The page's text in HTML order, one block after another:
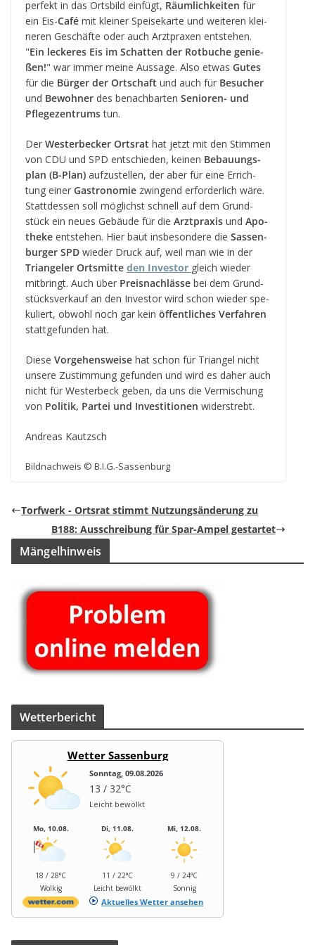
per­fekt in das Orts­bild ein­fügt, Räum­lich­kei­ten für
ein Eis-Café mit klei­ner Spei­se­karte und wei­te­ren klei­
ne­ren Geschäfte oder auch Arzt­pra­xen ent­ste­hen.
"Ein lecke­res Eis im Schat­ten der Rot­bu­che genie­
ßen!" war immer meine Aus­sage. Also etwas Gutes
für die Bür­ger der Ort­schaft und auch für Besu­cher
und Bewoh­ner des benach­bar­ten Senio­ren- und
Pfle­ge­zen­trumstun.
Der Wes­ter­be­cker Orts­rat hat jetzt mit den Stim­men
von CDU und SPD ent­schie­den, kei­nen Bebau­ungs­
plan (B-Plan) auf­zu­stel­len, der aber für eine Errich­
tung einer Gas­tro­no­mie zwin­gend erfor­der­lich wäre.
Statt­des­sen soll mög­lichst schnell auf dem Grund­
stück ein neues Gebäude für die Arzt­pra­xis und Apo­
theke ent­ste­hen. Hier baut ins­be­son­dere die Sas­sen­
bur­ger SPD wie­der Druck auf, weil man wie in der
Tri­an­ge­ler Orts­mitte den Inves­tor gleich wie­der
mit­bringt. Auch über Preis­nach­lässe bei dem Grund­
stücks­ver­kauf an den Inves­tor wird schon wie­der spe­
ku­liert, obwohl noch gar kein öffent­li­ches Ver­fah­ren
statt­ge­fun­den hat.
Diese Vor­ge­hens­weise hat schon für Tri­an­gel nicht
unsere Zustim­mung gefun­den und wird es daher auch
nicht für Wes­ter­beck geben, da uns die Ver­mi­schung
von Poli­tik, Par­tei und Inves­ti­tio­nen widerstrebt.
Andreas Kau­t­zsch
Bild­nach­weis © B.I.G.-Sassenburg
Torf­werk - Orts­rat stimmt Nut­zungs­än­de­rung zu
B188: Aus­schrei­bung für Spar-Ampel gestartet
Män­gel­hin­weis
Wet­ter­be­richt
Wetter Sassenburg
Sonntag, 09.08.2026
13 / 32°C
Leicht bewölkt
Mo, 10.08.
18 / 28°C
Wolkig
Di, 11.08.
11 / 22°C
Leicht bewölkt
Mi, 12.08.
9 / 24°C
Sonnig
Aktuelles Wetter ansehen